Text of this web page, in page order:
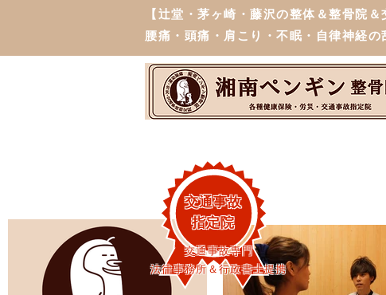
【辻堂・茅ヶ崎・藤沢の整体＆整骨院＆
腰痛・頭痛・肩こり・不眠・自律神経の
交通事故
指定院
交通事故専門
法律事務所＆行政書士提携